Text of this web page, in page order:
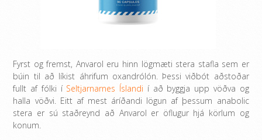
Fyrst og fremst, Anvarol eru hinn lögmæti stera stafla sem er
búin til að líkist áhrifum oxandrólón. Þessi viðbót aðstoðar
fullt af fólki í Seltjarnarnes Íslandi í að byggja upp vöðva og
halla vöðvi. Eitt af mest áríðandi lögun af þessum anabolic
stera er sú staðreynd að Anvarol er öflugur hjá körlum og
konum.